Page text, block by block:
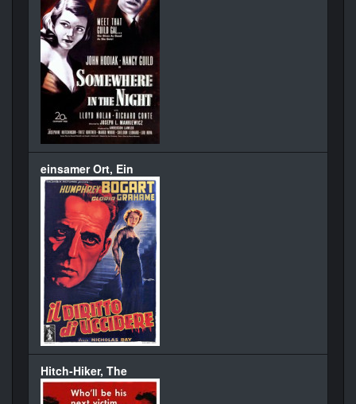
einsamer Ort, Ein
Hitch-Hiker, The